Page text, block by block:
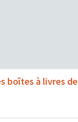
boîtes à livres de